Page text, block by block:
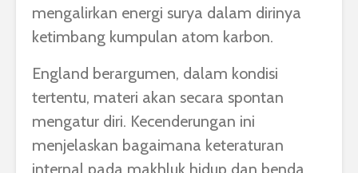
mengalirkan energi surya dalam dirinya
ketimbang kumpulan atom karbon.
England berargumen, dalam kondisi
tertentu, materi akan secara spontan
mengatur diri. Kecenderungan ini
menjelaskan bagaimana keteraturan
internal pada makhluk hidup dan benda